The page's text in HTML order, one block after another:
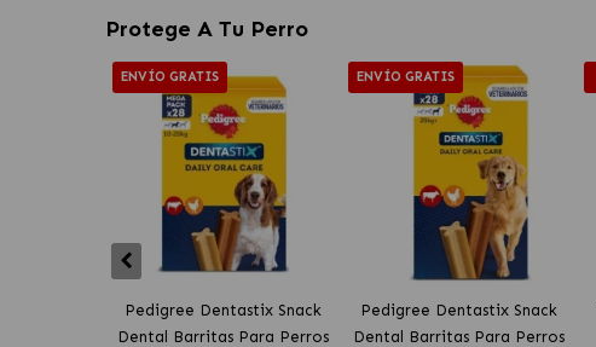
Protege A Tu Perro
ENVÍO GRATIS
Pedigree Dentastix Snack
Dental Barritas Para Perros
ENVÍO GRATIS
Pedigree Dentastix Snack
Dental Barritas Para Perros